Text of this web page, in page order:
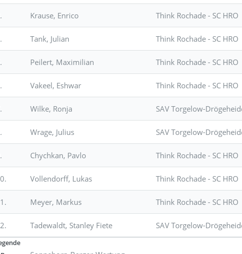
Krause, Enrico Think Rochade - SC HRO
Tank, Julian Think Rochade - SC HRO
Peilert, Maximilian Think Rochade - SC HRO
Vakeel, Eshwar Think Rochade - SC HRO
Wilke, Ronja SAV Torgelow-
Wrage, Julius SAV Torgelow-
Chychkan, Pavlo Think Rochade - SC HRO
Vollendorff, Lukas Think Rochade - SC HRO
Meyer, Markus Think Rochade - SC HRO
Tadewaldt, Stanley Fiete SAV Torgelow-